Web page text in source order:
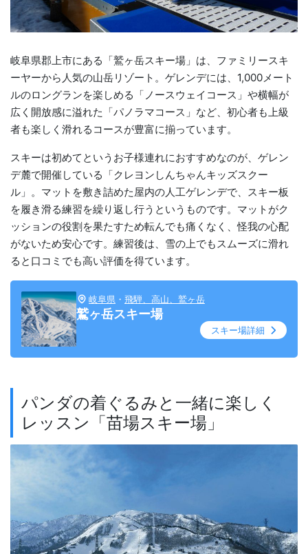
岐阜県郡上市にある「鷲ヶ岳スキー場」は、ファミリースキ
ーヤーから人気の山岳リゾート。ゲレンデには、1,000メート
ルのロングランを楽しめる「ノースウェイコース」や横幅が
広く開放感に溢れた「パノラマコース」など、初心者も上級
者も楽しく滑れるコースが豊富に揃っています。
スキーは初めてというお子様連れにおすすめなのが、ゲレン
デ麓で開催している「クレヨンしんちゃんキッズスクー
ル」。マットを敷き詰めた屋内の人工ゲレンデで、スキー板
を履き滑る練習を繰り返し行うというものです。マットがク
ッションの役割を果たすため転んでも痛くなく、怪我の心配
がないため安心です。練習後は、雪の上でもスムーズに滑れ
ると口コミでも高い評価を得ています。
岐阜県 ・ 飛騨、高山、鷲ヶ岳
鷲ヶ岳スキー場
スキー場詳細
パンダの着ぐるみと一緒に楽しく
レッスン「苗場スキー場」